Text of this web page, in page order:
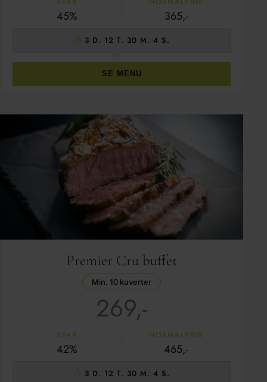
45% 365,-
3 D. 12 T. 30 M. 3 S.
SE MENU
Premier Cru buffet
Min. 10 kuverter
269,-
SPAR
42%
NORMALPRIS
465,-
3 D. 12 T. 30 M. 3 S.